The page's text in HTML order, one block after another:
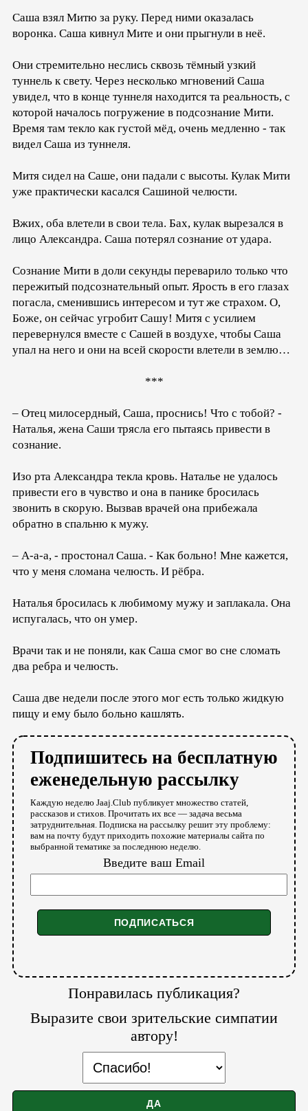
Саша взял Митю за руку. Перед ними оказалась
воронка. Саша кивнул Мите и они прыгнули в неё.
Они стремительно неслись сквозь тёмный узкий
туннель к свету. Через несколько мгновений Саша
увидел, что в конце туннеля находится та реальность, с
которой началось погружение в подсознание Мити.
Время там текло как густой мёд, очень медленно - так
видел Саша из туннеля.
Митя сидел на Саше, они падали с высоты. Кулак Мити
уже практически касался Сашиной челюсти.
Вжих, оба влетели в свои тела. Бах, кулак вырезался в
лицо Александра. Саша потерял сознание от удара.
Сознание Мити в доли секунды переварило только что
пережитый подсознательный опыт. Ярость в его глазах
погасла, сменившись интересом и тут же страхом. О,
Боже, он сейчас угробит Сашу! Митя с усилием
перевернулся вместе с Сашей в воздухе, чтобы Саша
упал на него и они на всей скорости влетели в землю…
***
– Отец милосердный, Саша, проснись! Что с тобой? -
Наталья, жена Саши трясла его пытаясь привести в
сознание.
Изо рта Александра текла кровь. Наталье не удалось
привести его в чувство и она в панике бросилась
звонить в скорую. Вызвав врачей она прибежала
обратно в спальню к мужу.
– А-а-а, - простонал Саша. - Как больно! Мне кажется,
что у меня сломана челюсть. И рёбра.
Наталья бросилась к любимому мужу и заплакала. Она
испугалась, что он умер.
Врачи так и не поняли, как Саша смог во сне сломать
два ребра и челюсть.
Саша две недели после этого мог есть только жидкую
пищу и ему было больно кашлять.
Подпишитесь на бесплатную
еженедельную рассылку
Каждую неделю Jaaj.Club публикует множество статей,
рассказов и стихов. Прочитать их все — задача весьма
затруднительная. Подписка на рассылку решит эту проблему:
вам на почту будут приходить похожие материалы сайта по
выбранной тематике за последнюю неделю.
Введите ваш Email
Понравилась публикация?
Выразите свои зрительские симпатии
автору!